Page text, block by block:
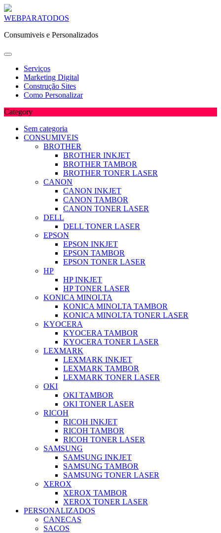
Skip
content
WEBPARATODOS
Consumiveis e Personalizados
Serviços
Marketing Digital
Construção Sites
Como Personalizar
Category
Sem categoria
CONSUMIVEIS
BROTHER
BROTHER INKJET
BROTHER TAMBOR
BROTHER TONER LASER
CANON
CANON INKJET
CANON TAMBOR
CANON TONER LASER
DELL
DELL TONER LASER
EPSON
EPSON INKJET
EPSON TAMBOR
EPSON TONER LASER
HP
HP INKJET
HP TONER LASER
KONICA MINOLTA
KONICA MINOLTA TAMBOR
KONICA MINOLTA TONER LASER
KYOCERA
KYOCERA TAMBOR
KYOCERA TONER LASER
LEXMARK
LEXMARK INKJET
LEXMARK TAMBOR
LEXMARK TONER LASER
OKI
OKI TAMBOR
OKI TONER LASER
RICOH
RICOH INKJET
RICOH TAMBOR
RICOH TONER LASER
SAMSUNG
SAMSUNG INKJET
SAMSUNG TAMBOR
SAMSUNG TONER LASER
XEROX
XEROX TAMBOR
XEROX TONER LASER
PERSONALIZADOS
CANECAS
SACOS